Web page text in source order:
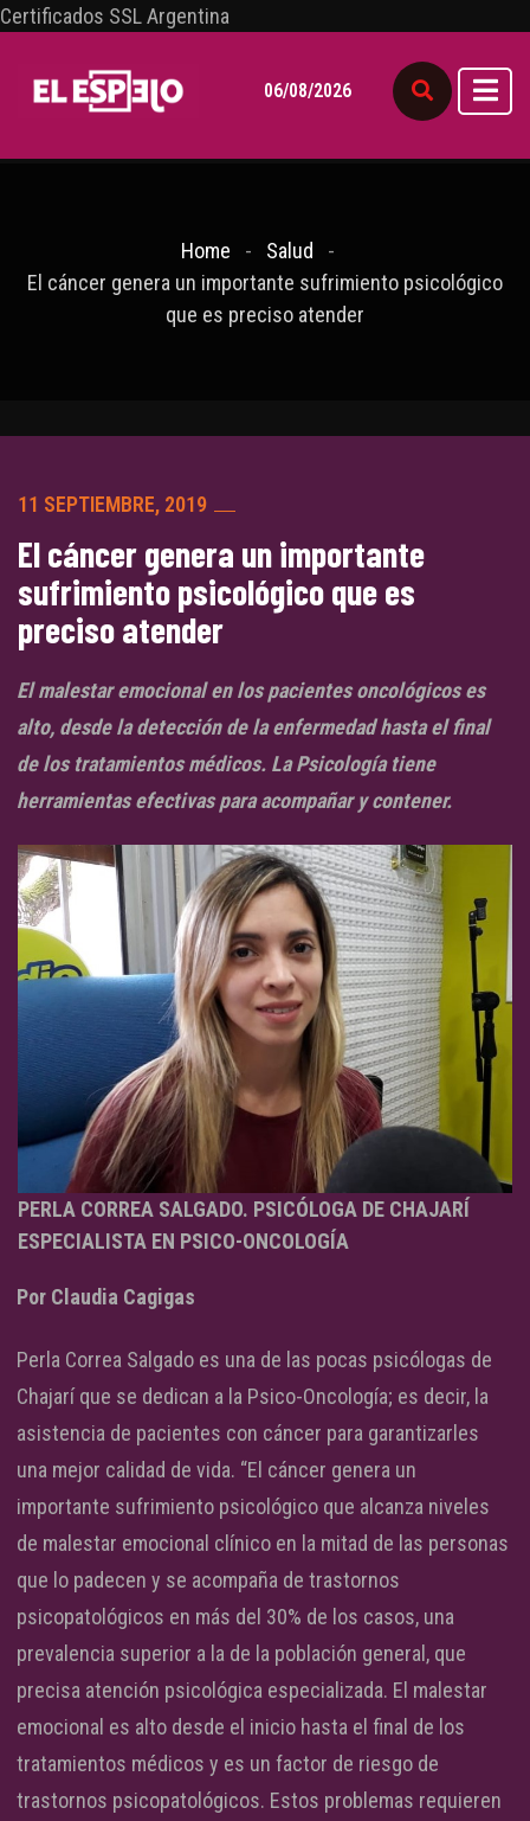
Certificados SSL Argentina
06/08/2026
Home
Salud
El cáncer genera un importante sufrimiento psicológico
que es preciso atender
11 SEPTIEMBRE, 2019
El cáncer genera un importante
sufrimiento psicológico que es
preciso atender
El malestar emocional en los pacientes oncológicos es
alto, desde la detección de la enfermedad hasta el final
de los tratamientos médicos. La Psicología tiene
herramientas efectivas para acompañar y contener.
PERLA CORREA SALGADO. PSICÓLOGA DE CHAJARÍ
ESPECIALISTA EN PSICO-ONCOLOGÍA
Por Claudia Cagigas
Perla Correa Salgado es una de las pocas psicólogas de
Chajarí que se dedican a la Psico-Oncología; es decir, la
asistencia de pacientes con cáncer para garantizarles
una mejor calidad de vida. “El cáncer genera un
importante sufrimiento psicológico que alcanza niveles
de malestar emocional clínico en la mitad de las personas
que lo padecen y se acompaña de trastornos
psicopatológicos en más del 30% de los casos, una
prevalencia superior a la de la población general, que
precisa atención psicológica especializada. El malestar
emocional es alto desde el inicio hasta el final de los
tratamientos médicos y es un factor de riesgo de
trastornos psicopatológicos. Estos problemas requieren